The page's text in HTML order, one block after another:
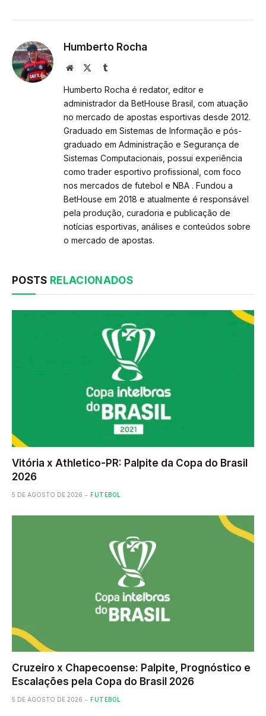
Humberto Rocha
Website Tumblr
Humberto Rocha é redator, editor e
administrador da BetHouse Brasil, com atuação
no mercado de apostas esportivas desde 2012.
Graduado em Sistemas de Informação e pós-
graduado em Administração e Segurança de
Sistemas Computacionais, possui experiência
como trader esportivo profissional, com foco
nos mercados de futebol e NBA . Fundou a
BetHouse em 2018 e atualmente é responsável
pela produção, curadoria e publicação de
notícias esportivas, análises e conteúdos sobre
o mercado de apostas.
POSTS RELACIONADOS
Vitória x Athletico-PR: Palpite da Copa do Brasil
2026
5 DE AGOSTO DE 2026 FUTEBOL
Cruzeiro x Chapecoense: Palpite, Prognóstico e
Escalações pela Copa do Brasil 2026
5 DE AGOSTO DE 2026 FUTEBOL